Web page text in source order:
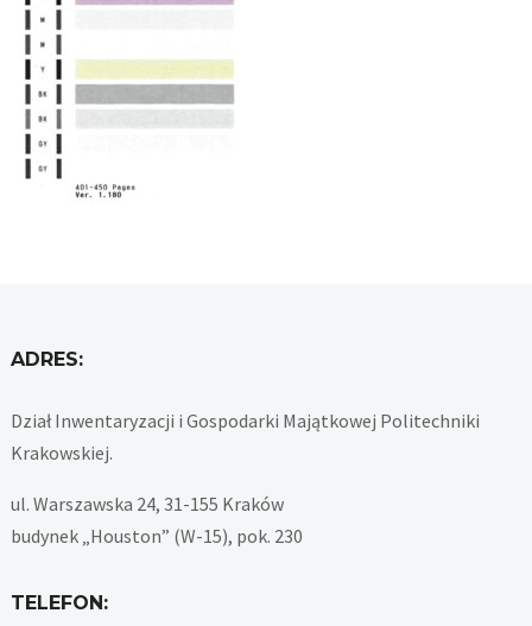
ADRES:
Dział Inwentaryzacji i Gospodarki Majątkowej Politechniki
Krakowskiej.
ul. Warszawska 24, 31-155 Kraków
budynek „Houston” (W-15), pok. 230
TELEFON: